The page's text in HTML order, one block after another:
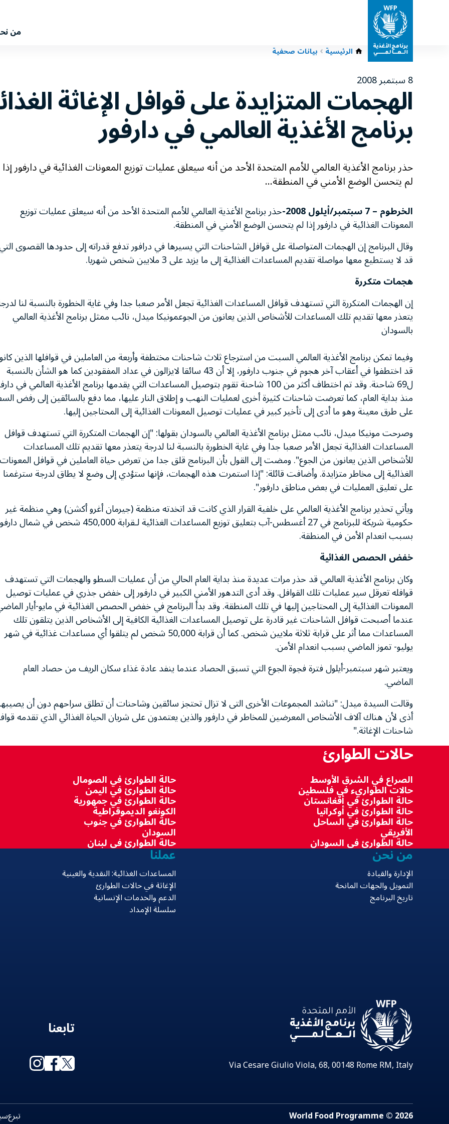
من
الرئيسية بيانات صحفية
8 سبتمبر 2008
الهجمات المتزايدة على قوافل الإغاثة
برنامج الأغذية العالمي في دارفور
حذر برنامج الأغذية العالمي للأمم المتحدة الأحد من أنه سيعلق عمليات توزيع المعونات الغذائية في دارفور إذا
لم يتحسن الوضع الأمني في المنطقة...
الخرطوم – 7 سبتمبر/أيلول 2008- حذر برنامج الأغذية العالمي للأمم المتحدة الأحد من أنه سيعلق عمليات توزيع
المعونات الغذائية في دارفور إذا لم يتحسن الوضع الأمني في المنطقة.
وقال البرنامج إن الهجمات المتواصلة على قوافل الشاحنات التي يسيرها في درافور تدفع قدراته إلى حدودها القصوى
قد لا يستطيع معها مواصلة تقديم المساعدات الغذائية إلى ما يزيد على 3 ملايين شخص شهريا.
هجمات متكررة
إن الهجمات المتكررة التي تستهدف قوافل المساعدات الغذائية تجعل الأمر صعبا جدا وفي غاية الخطورة بالنسبة لنا
يتعذر معها تقديم تلك المساعدات للأشخاص الذين يعانون من الجوعمونيكا ميدل، نائب ممثل برنامج الأغذية العالمي
بالسودان
وفيما تمكن برنامج الأغذية العالمي السبت من استرجاع ثلاث شاحنات مختطفة وأربعة من العاملين في قوافلها الذين
قد اختطفوا في أعقاب آخر هجوم في جنوب دارفور، إلا أن 43 سائقا لايزالون في عداد المفقودين كما هو الشأن بالنسبة
ل69 شاحنة. وقد تم اختطاف أكثر من 100 شاحنة تقوم بتوصيل المساعدات التي يقدمها برنامج الأغذية العالمي في
منذ بداية العام، كما تعرضت شاحنات كثيرة أخرى لعمليات النهب و إطلاق النار عليها، مما دفع بالسائقين إلى رفض
على طرق معينة وهو ما أدى إلى تأخير كبير في عمليات توصيل المعونات الغذائية إلى المحتاجين إليها.
وصرحت مونيكا ميدل، نائب ممثل برنامج الأغذية العالمي بالسودان بقولها: "إن الهجمات المتكررة التي تستهدف قوافل
المساعدات الغذائية تجعل الأمر صعبا جدا وفي غاية الخطورة بالنسبة لنا لدرجة يتعذر معها تقديم تلك المساعدات
للأشخاص الذين يعانون من الجوع". ومضت إلى القول بأن البرنامج قلق جدا من تعرض حياة العاملين في قوافل المعونات
الغذائية إلى مخاطر متزايدة. وأضافت قائلة: "إذا استمرت هذه الهجمات، فإنها ستؤدي إلى وضع لا يطاق لدرجة سترغمنا
على تعليق العمليات في بعض مناطق دارفور".
ويأتي تحذير برنامج الأغذية العالمي على خلفية القرار الذي كانت قد اتخدته منظمة (جيرمان أغرو أكشن) وهي منظمة غير
حكومية شريكة للبرنامج في 27 أغسطس-آب بتعليق توزيع المساعدات الغذائية لـقرابة 450,000 شخص في
بسبب انعدام الأمن في المنطقة.
خفض الحصص الغذائية
وكان برنامج الأغذية العالمي قد حذر مرات عديدة منذ بداية العام الحالي من أن عمليات السطو والهجمات التي تستهدف
قوافله تعرقل سير عمليات تلك القوافل. وقد أدى التدهور الأمني الكبير في دارفور إلى خفض جذري في عمليات توصيل
المعونات الغذائية إلى المحتاجين إليها في تلك المنطقة. وقد بدأ البرنامج في خفض الحصص الغذائية في مايو-أيار
عندما أصبحت قوافل الشاحنات غير قادرة على توصيل المساعدات الغذائية الكافية إلى الأشخاص الذين يتلقون تلك
المساعدات مما أثر على قرابة ثلاثة ملايين شخص. كما أن قرابة 50,000 شخص لم يتلقوا أي مساعدات غذائية في شهر
يوليو- تموز الماضي بسبب انعدام الأمن.
ويعتبر شهر سبتمبر-أيلول فترة فجوة الجوع التي تسبق الحصاد عندما ينفد عادة غذاء سكان الريف من حصاد العام
الماضي.
وقالت السيدة ميدل: "نناشد المجموعات الأخرى التى لا تزال تحتجز سائقين وشاحنات أن تطلق سراحهم دون أن
أذى لأن هناك آلاف الأشخاص المعرضين للمخاطر في دارفور والذين يعتمدون على شريان الحياة الغذائي الذي تقدمه
شاحنات الإغاثة."
حالات الطوارئ
الصراع في الشرق الأوسط
حالات الطواريء في فلسطين
حالة الطوارئ في أفغانستان
حالة الطوارئ في أوكرانيا
حالة الطوارئ في الساحل
الأفريقي
حالة الطوارئ في السودان
حالة الطوارئ في الصومال
حالة الطوارئ في اليمن
حالة الطوارئ في جمهورية
الكونغو الديموقراطية
حالة الطوارئ في جنوب
السودان
حالة الطوارئ في لبنان من نحن
الإدارة والقيادة
التمويل والجهات المانحة
تاريخ البرنامج
عملنا
المساعدات الغذائية: النقدية والعينية
الإغاثة في حالات الطوارئ
الدعم والخدمات الإنسانية
سلسلة الإمداد
Via Cesare Giulio Viola, 68, 00148 Rome RM, Italy
تابعنا
2026 © World Food Programme تبرع